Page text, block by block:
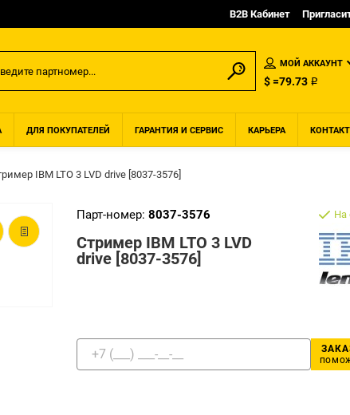
B2B Кабинет
МОЙ АККАУНТ
$ =79.73 ₽
ДЛЯ ПОКУПАТЕЛЕЙ ГАРАНТИЯ И СЕРВИС КАРЬЕРА
IBM LTO 3 LVD drive [8037-3576]
Парт-номер: 8037-3576
Стример IBM LTO 3 LVD
drive [8037-3576]
На